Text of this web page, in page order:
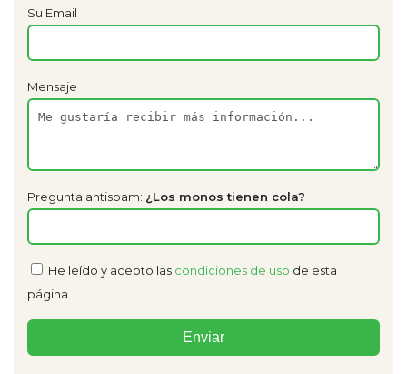
Su Email
Mensaje
Pregunta antispam: ¿Los monos tienen cola?
He leído y acepto las condiciones de uso de esta
página.